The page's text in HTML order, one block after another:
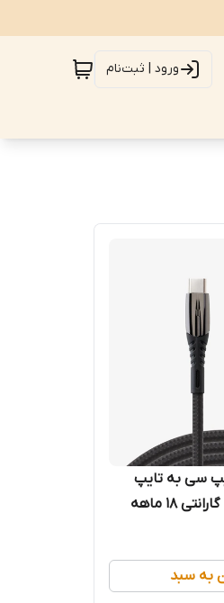
ورود | ثبت‌نام
سی به تایپ
سی بیاند BCC-502 گارانتی 18 ماهه
به سبد